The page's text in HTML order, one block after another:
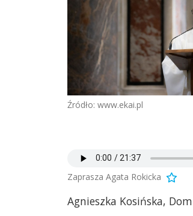
Źródło: www.ekai.pl
Zaprasza Agata Rokicka
Agnieszka Kosińska,